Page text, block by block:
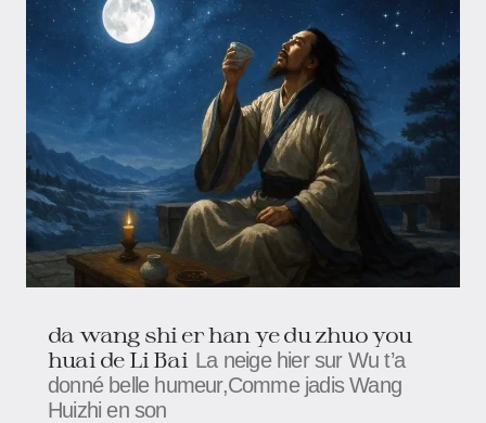
da wang shi er han ye du zhuo you
huai de Li Bai La neige hier sur Wu t’a
donné belle humeur,Comme jadis Wang
Huizhi en son